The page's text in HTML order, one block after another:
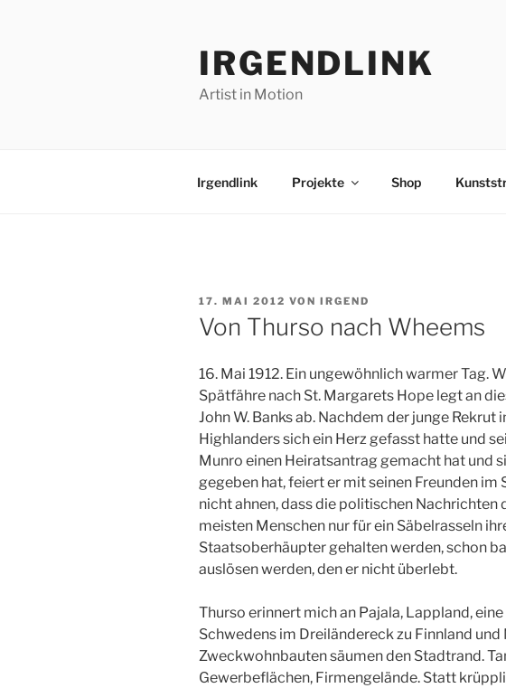
IRGENDLINK
Artist in Motion
Irgendlink Projekte Shop
VERÖFFENTLICHT
AM
17. MAI 2012 VON IRGEND
Von Thurso nach Wheems
16. Mai 1912. Ein ungewöhnlich warmer Tag.
Spätfähre nach St. Margarets Hope legt an
John W. Banks ab. Nachdem der junge
Highlanders sich ein Herz gefasst hatte und
Munro einen Heiratsantrag gemacht hat und
gegeben hat, feiert er mit seinen Freunden im
nicht ahnen, dass die politischen Nachrichten
meisten Menschen nur für ein Säbelrasseln
Staatsoberhäupter gehalten werden, schon
auslösen werden, den er nicht überlebt.
Thurso erinnert mich an Pajala, Lappland,
Schwedens im Dreiländereck zu Finnland und
Zweckwohnbauten säumen den Stadtrand.
Gewerbeflächen, Firmengelände. Statt